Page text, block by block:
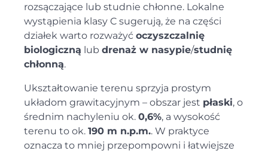
rozsączające lub studnie chłonne. Lokalne
wystąpienia klasy C sugerują, że na części
działek warto rozważyć oczyszczalnię
biologiczną lub drenaż w nasypie/studnię
chłonną.
Ukształtowanie terenu sprzyja prostym
układom grawitacyjnym – obszar jest płaski, o
średnim nachyleniu ok. 0,6%, a wysokość
terenu to ok. 190 m n.p.m.. W praktyce
oznacza to mniej przepompowni i łatwiejsze